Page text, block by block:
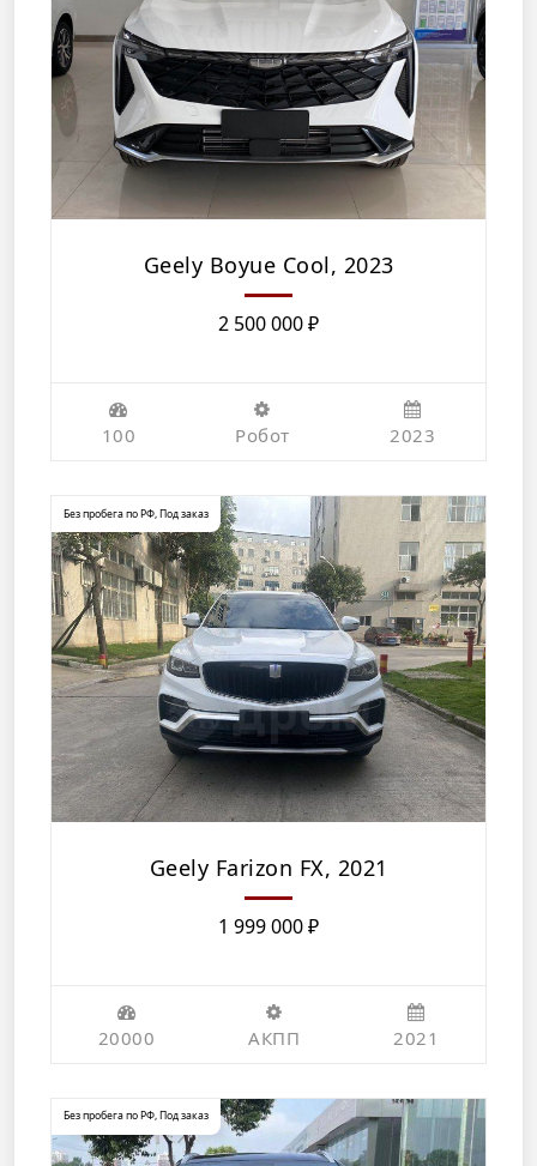
Geely Boyue Cool, 2023
2 500 000₽
100 Робот 2023
Без пробега по РФ,Под заказ
Geely Farizon FX, 2021
1 999 000₽
20000 АКПП 2021
Без пробега по РФ,Под заказ